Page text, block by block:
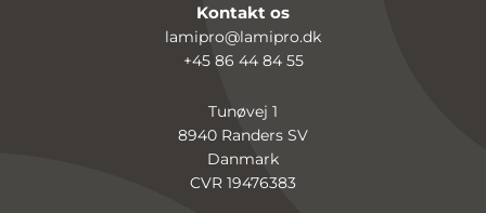
Kontakt os
lamipro@lamipro.dk
+45 86 44 84 55
Tunøvej 1
8940 Randers SV
Danmark
CVR 19476383